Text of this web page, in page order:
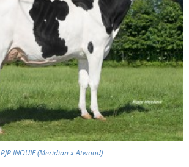
PJP INOUIE (Meridian x Atwood)